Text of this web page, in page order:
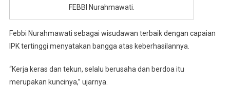
FEBBI Nurahmawati.
Febbi Nurahmawati sebagai wisudawan terbaik dengan capaian
IPK tertinggi menyatakan bangga atas keberhasilannya.
“Kerja keras dan tekun, selalu berusaha dan berdoa itu
merupakan kuncinya,” ujarnya.